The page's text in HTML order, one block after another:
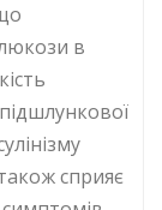
в
сприяє